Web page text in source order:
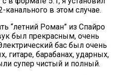
в этом случае.
“летний Роман” из Спайро
был прекрасным, очень
бас был очень
гитаре, барабанах, ударных,
супер чистый и полный.